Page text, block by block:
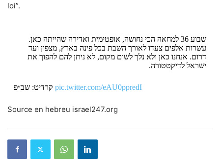
loi”.
שבוע 36 למחאה הכי נחושה, אופטימית ואדירה שהייתה כאן.
עשרות אלפים צעדו לאורך השבת בכל פינה בארץ, מצפון ועד
דרום. אנחנו כאן ולא נלך לשום מקום, לא ניתן להם להפוך את
ישראל לדיקטטורה.
pic.twitter.com/eAU0ppredI
— yayafink (יאיא פינק) (@yayafink)
Source en hebreu israel247.org